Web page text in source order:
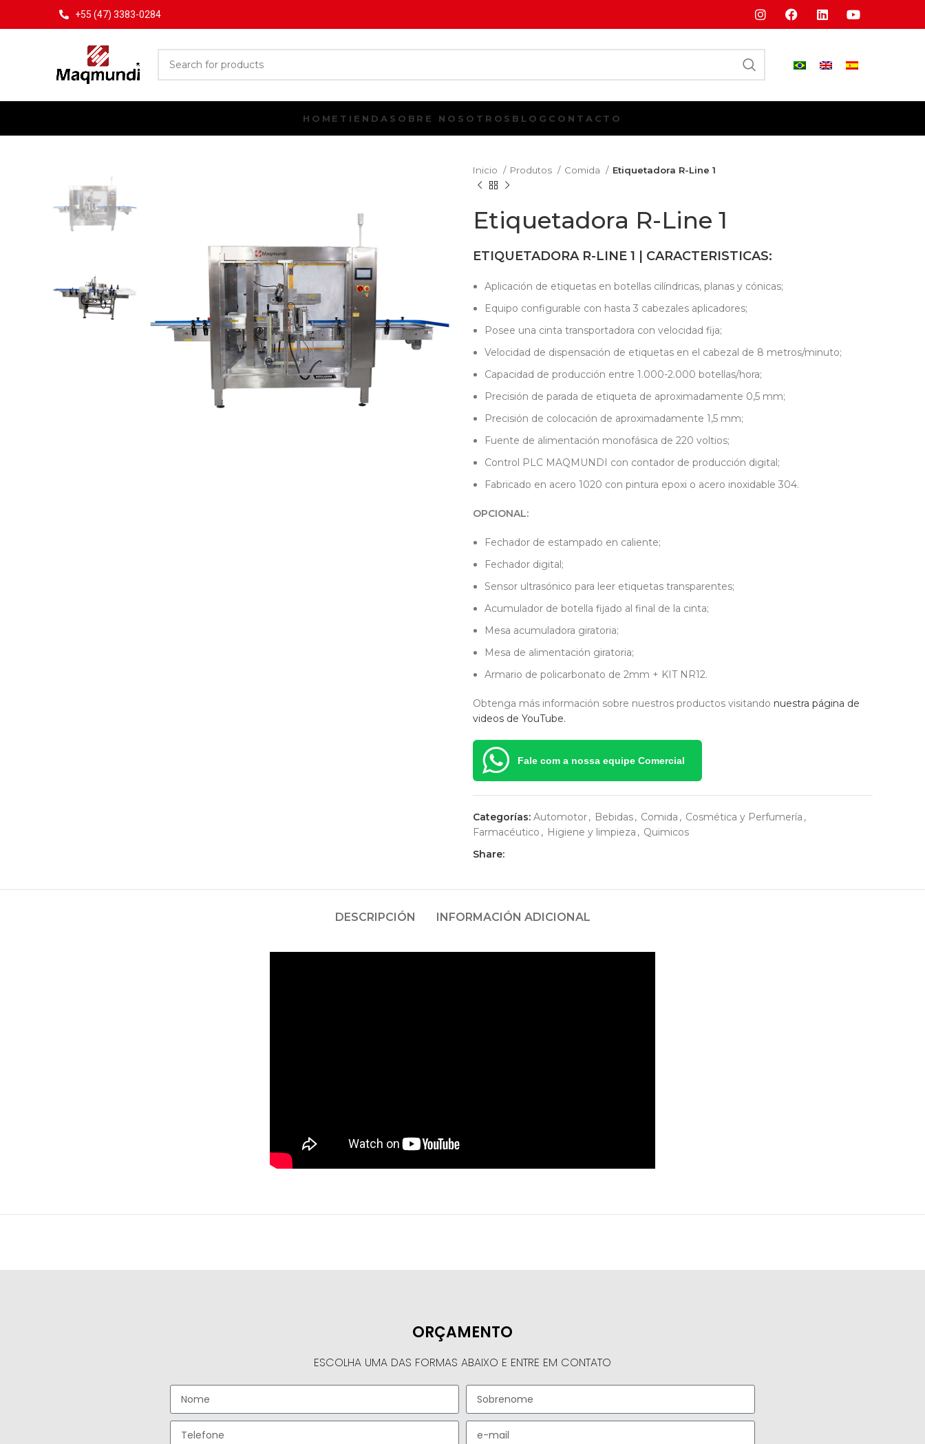
+55 (47) 3383-0284
HOME TIENDA SOBRE NOSOTROS BLOG CONTACTO
Inicio Produtos Comida Etiquetadora R-Line 1
Etiquetadora R-Line 1
ETIQUETADORA R-LINE 1 | CARACTERISTICAS:
Aplicación de etiquetas en botellas cilíndricas, planas y cónicas;
Equipo configurable con hasta 3 cabezales aplicadores;
Posee una cinta transportadora con velocidad fija;
Velocidad de dispensación de etiquetas en el cabezal de 8 metros/minuto;
Capacidad de producción entre 1.000-2.000 botellas/hora;
Precisión de parada de etiqueta de aproximadamente 0,5 mm;
Precisión de colocación de aproximadamente 1,5 mm;
Fuente de alimentación monofásica de 220 voltios;
Control PLC MAQMUNDI con contador de producción digital;
Fabricado en acero 1020 con pintura epoxi o acero inoxidable 304.
OPCIONAL:
Fechador de estampado en caliente;
Fechador digital;
Sensor ultrasónico para leer etiquetas transparentes;
Acumulador de botella fijado al final de la cinta;
Mesa acumuladora giratoria;
Mesa de alimentación giratoria;
Armario de policarbonato de 2mm + KIT NR12.
Obtenga más información sobre nuestros productos visitando nuestra página de
videos de YouTube.
Fale com a nossa equipe Comercial
Categorías: Automotor, Bebidas, Comida , Cosmética y Perfumería ,
Farmacéutico , Higiene y limpieza , Quimicos
Share:
DESCRIPCIÓN INFORMACIÓN ADICIONAL
ORÇAMENTO
ESCOLHA UMA DAS FORMAS ABAIXO E ENTRE EM CONTATO